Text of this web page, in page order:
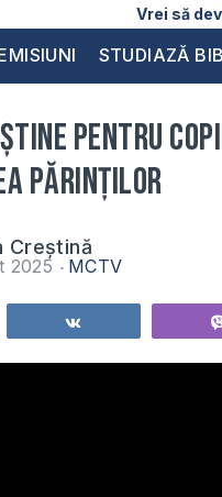
Vrei să
STUDIAZĂ
pentru
părinților
Creștină
2025 MCTV